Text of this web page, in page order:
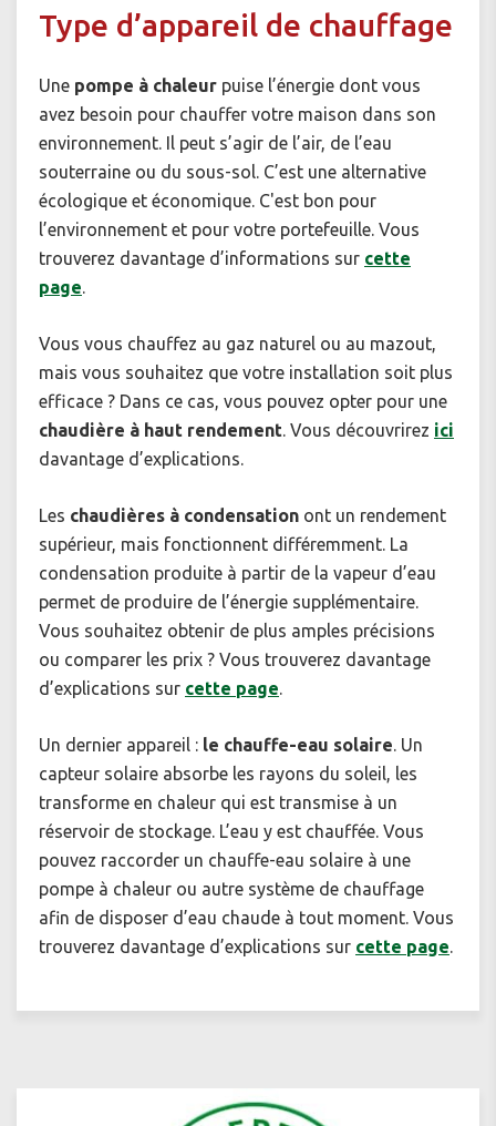
Type d’appareil de chauffage
Une pompe à chaleur puise l’énergie dont vous
avez besoin pour chauffer votre maison dans son
environnement. Il peut s’agir de l’air, de l’eau
souterraine ou du sous-sol. C’est une alternative
écologique et économique. C'est bon pour
l’environnement et pour votre portefeuille. Vous
trouverez davantage d’informations sur cette
page.
Vous vous chauffez au gaz naturel ou au mazout,
mais vous souhaitez que votre installation soit plus
efficace ? Dans ce cas, vous pouvez opter pour une
chaudière à haut rendement. Vous découvrirez ici
davantage d’explications.
Les chaudières à condensation ont un rendement
supérieur, mais fonctionnent différemment. La
condensation produite à partir de la vapeur d’eau
permet de produire de l’énergie supplémentaire.
Vous souhaitez obtenir de plus amples précisions
ou comparer les prix ? Vous trouverez davantage
d’explications sur cette page.
Un dernier appareil : le chauffe-eau solaire. Un
capteur solaire absorbe les rayons du soleil, les
transforme en chaleur qui est transmise à un
réservoir de stockage. L’eau y est chauffée. Vous
pouvez raccorder un chauffe-eau solaire à une
pompe à chaleur ou autre système de chauffage
afin de disposer d’eau chaude à tout moment. Vous
trouverez davantage d’explications sur cette page.